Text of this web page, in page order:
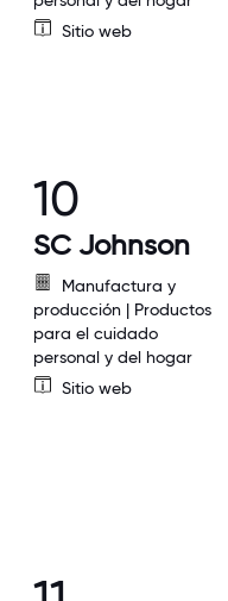
Sitio web
10
SC Johnson
Manufactura y
producción | Productos
para el cuidado
personal y del hogar
Sitio web